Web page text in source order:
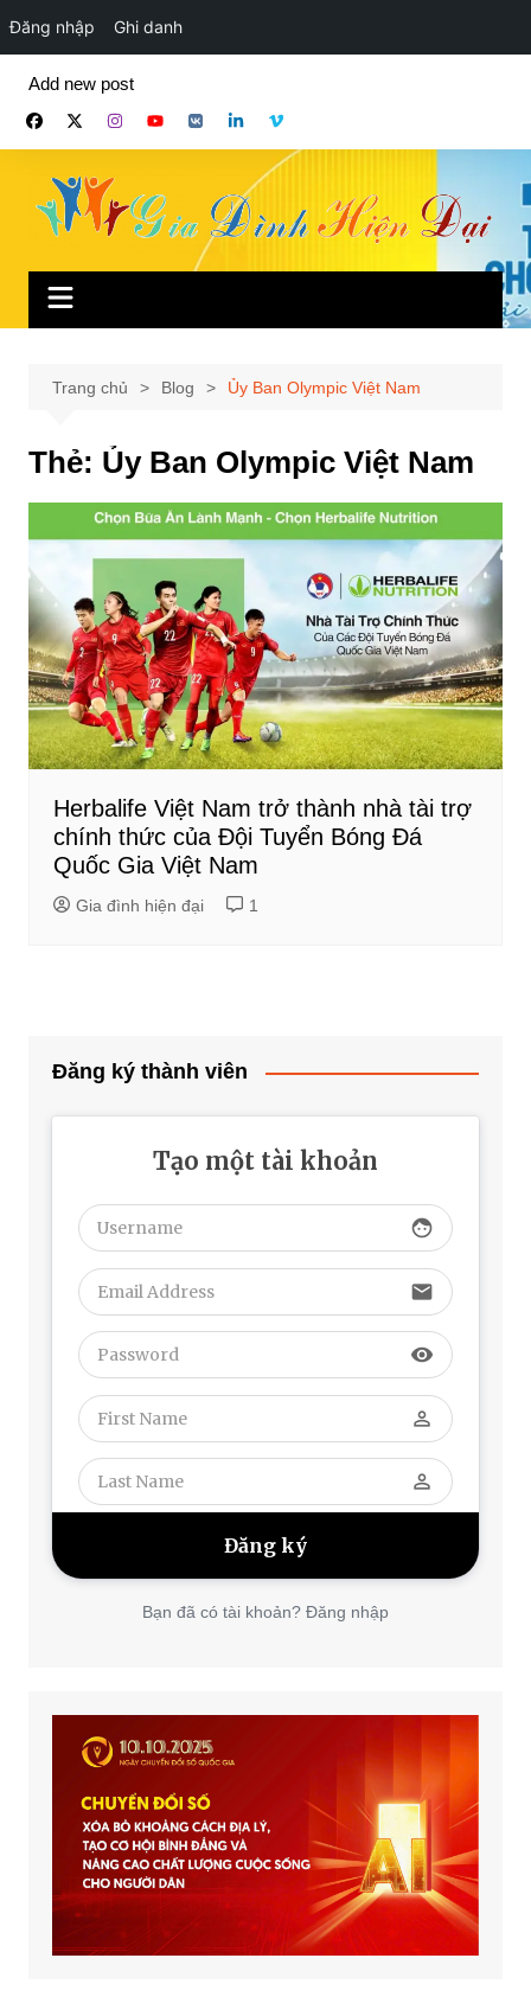
Đăng nhập Ghi danh
phần
Add new post
Trang chủ Blog Ủy Ban Olympic Việt Nam
Thẻ: Ủy Ban Olympic Việt Nam
Herbalife Việt Nam trở thành nhà tài trợ
chính thức của Đội Tuyển Bóng Đá
Quốc Gia Việt Nam
Gia đình hiện đại 1
Đăng ký thành viên
Tạo một tài khoản
face
email
visibility
perm_identity
perm_identity
Bạn đã có tài khoản? Đăng nhập